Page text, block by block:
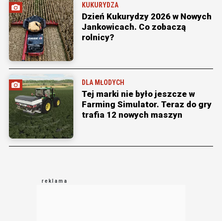
KUKURYDZA
Dzień Kukurydzy 2026 w Nowych
Jankowicach. Co zobaczą
rolnicy?
DLA MŁODYCH
Tej marki nie było jeszcze w
Farming Simulator. Teraz do gry
trafia 12 nowych maszyn